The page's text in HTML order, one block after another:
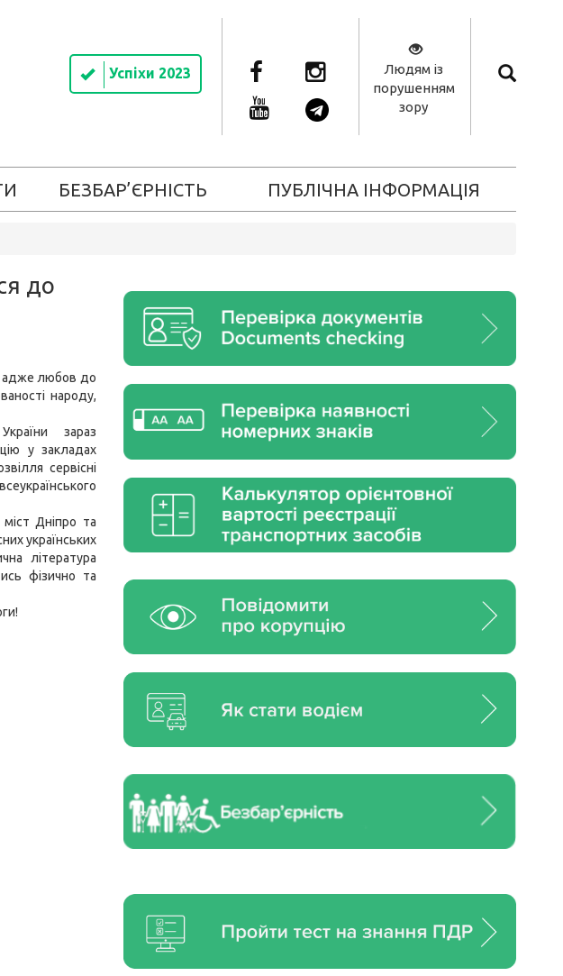
Успіхи 2023
Людям із
порушенням
зору
БЕЗБАР’ЄРНІСТЬ ПУБЛІЧНА ІНФОРМАЦІЯ
до
адже любов до
народу,
зараз
у закладах
сервісні
Дніпро та
українських
література
фізично та